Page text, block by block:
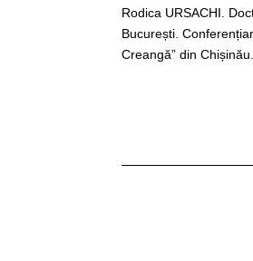
Rodica URSACHI.
București.
Creangă” din